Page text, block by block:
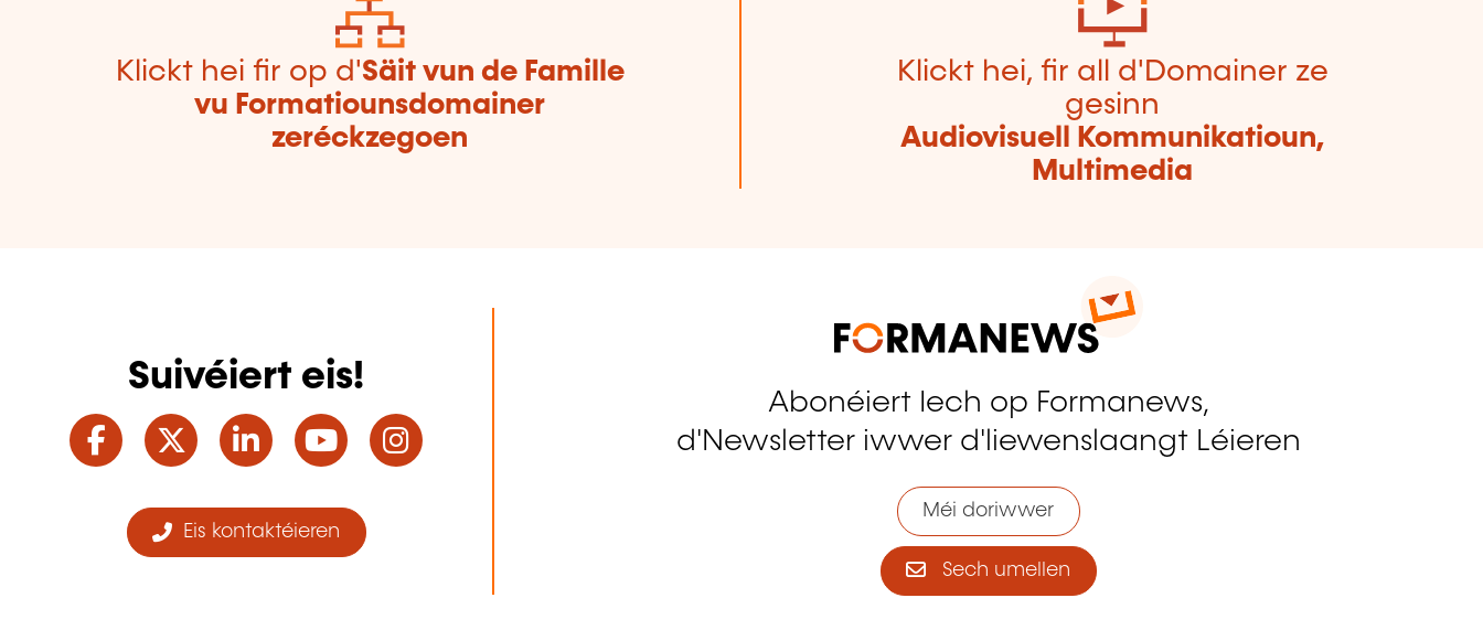
Klickt hei fir op d'Säit vun de Famille
vu Formatiounsdomainer
zeréckzegoen
Klickt hei, fir all d'Domainer ze
gesinn
Audiovisuell Kommunikatioun,
Multimedia
Suivéiert eis!
Facebook
TwitterLinkedInYouTube
Eis kontaktéieren
Abonéiert Iech op Formanews,
d'Newsletter iwwer d'liewenslaangt Léieren
Méi doriwwer
Sech umellen